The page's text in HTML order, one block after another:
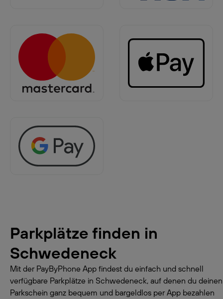
Parkplätze finden in
Schwedeneck
Mit der PayByPhone App findest du einfach und schnell
verfügbare Parkplätze in Schwedeneck, auf denen du deinen
Parkschein ganz bequem und bargeldlos per App bezahlen